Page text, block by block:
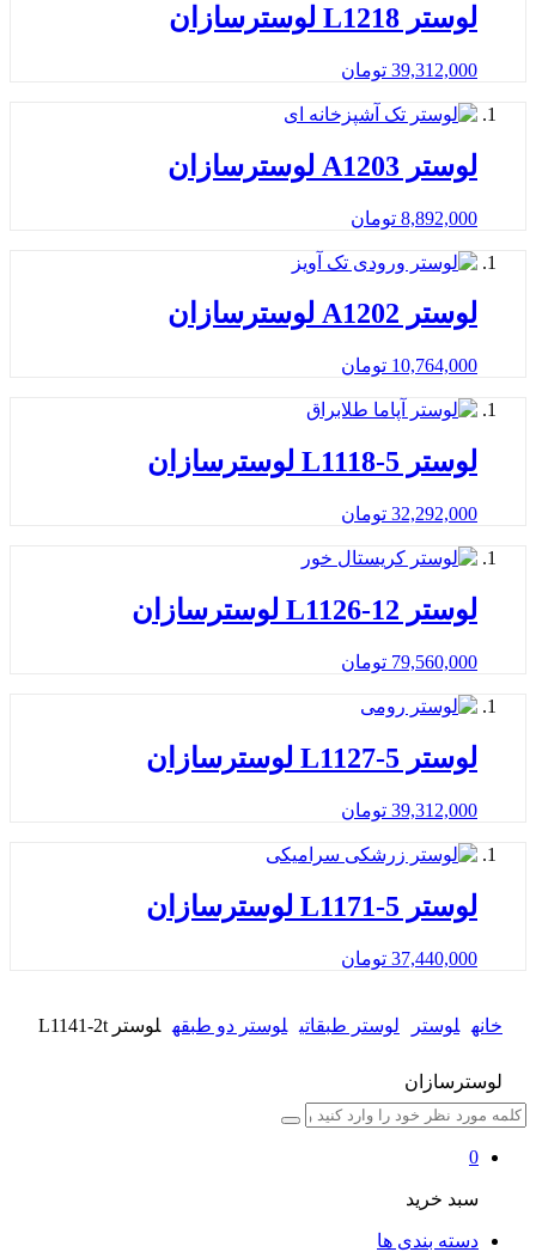
لوستر L1218 لوسترسازان
39,312,000 تومان
لوستر A1203 لوسترسازان
8,892,000 تومان
لوستر A1202 لوسترسازان
10,764,000 تومان
لوستر L1118-5 لوسترسازان
32,292,000 تومان
لوستر L1126-12 لوسترسازان
79,560,000 تومان
لوستر L1127-5 لوسترسازان
39,312,000 تومان
لوستر L1171-5 لوسترسازان
37,440,000 تومان
خانه لوستر لوستر طبقاتی لوستر دو طبقه لوستر L1141-2t
لوسترسازان
0
سبد خرید
دسته بندی ها